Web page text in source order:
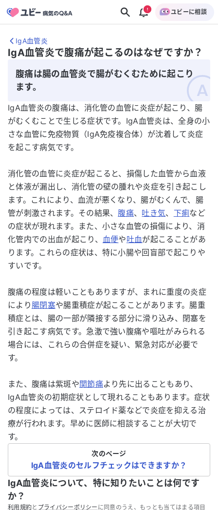
ユビーに相談
IgA血管炎
IgA血管炎で腹痛が起こるのはなぜですか？
腹痛は腸の血管炎で腸がむくむために起こり
ます。
IgA血管炎の腹痛は、消化管の血管に炎症が起こり、腸
がむくむことで生じる症状です。IgA血管炎は、全身の小
さな血管に免疫物質（IgA免疫複合体）が沈着して炎症
を起こす病気です。
消化管の血管に炎症が起こると、損傷した血管から血液
と体液が漏出し、消化管の壁の腫れや炎症を引き起こし
ます。これにより、血流が悪くなり、腸がむくんで、腸
管が刺激されます。その結果、 腹痛、 吐き気、 下痢など
の症状が現れます。また、小さな血管の損傷により、消
化管内での出血が起こり、 血便や吐血が起こることがあ
ります。これらの症状は、特に小腸や回盲部で起こりや
すいです。
腹痛の程度は軽いこともありますが、まれに重度の炎症
により 腸閉塞や腸重積症が起こることがあります。腸重
積症とは、腸の一部が隣接する部分に滑り込み、閉塞を
引き起こす病気です。急激で強い腹痛や嘔吐がみられる
場合には、これらの合併症を疑い、緊急対応が必要で
す。
また、腹痛は紫斑や関節痛より先に出ることもあり、
IgA血管炎の初期症状として現れることもあります。症状
の程度によっては、ステロイド薬などで炎症を抑える治
療が行われます。早めに医師に相談することが大切で
す。
次のページ
IgA血管炎のセルフチェックはできますか？
IgA血管炎について、特に知りたいことは何です
か？
利用規約と プライバシーポリシー に同意のうえ、もっとも当てはまる項目